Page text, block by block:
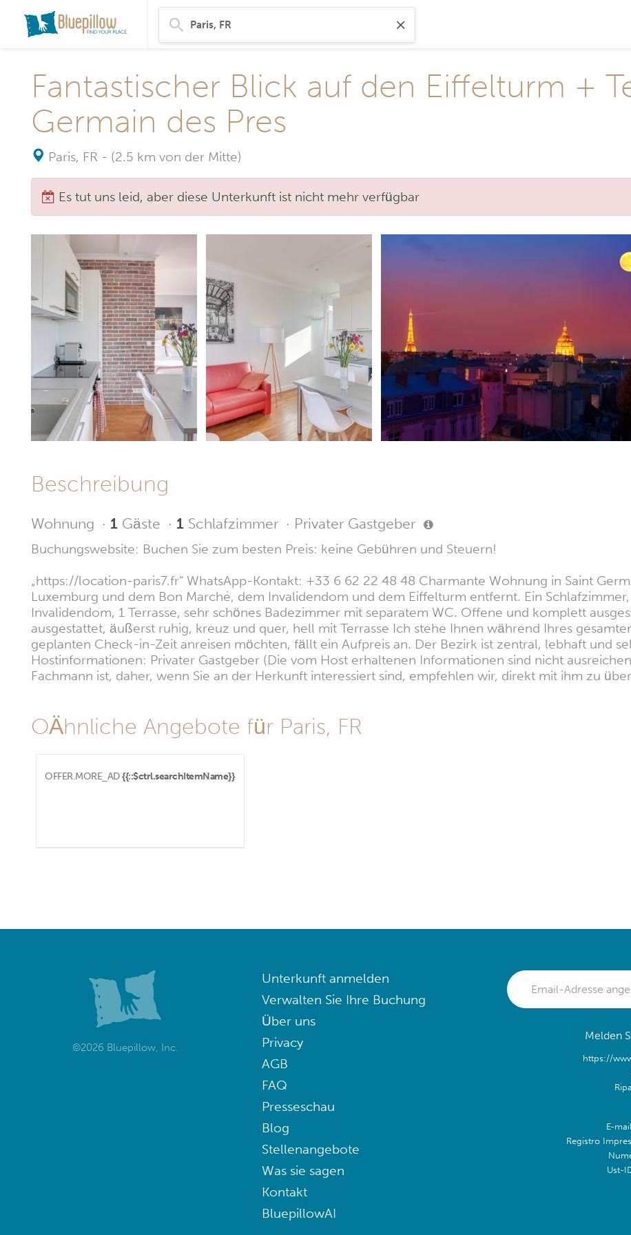
Fantastischer Blick auf den Eiffelturm +
Germain des Pres
Paris, FR - (2.5 km von der Mitte)
Es tut uns leid, aber diese Unterkunft ist nicht mehr verfügbar
Beschreibung
Wohnung · 1 Gäste · 1 Schlafzimmer · Privater Gastgeber
Buchungswebsite: Buchen Sie zum besten Preis: keine Gebühren und Steuern!
„https://location-paris7.fr“ WhatsApp-Kontakt: +33 6 62 22 48 48 Charmante Wohnung in Saint
Luxemburg und dem Bon Marché, dem Invalidendom und dem Eiffelturm entfernt. Ein
Invalidendom, 1 Terrasse, sehr schönes Badezimmer mit separatem WC. Offene und komplett
ausgestattet, äußerst ruhig, kreuz und quer, hell mit Terrasse Ich stehe Ihnen während Ihres
geplanten Check-in-Zeit anreisen möchten, fällt ein Aufpreis an. Der Bezirk ist zentral, lebhaft und
Hostinformationen: Privater Gastgeber (Die vom Host erhaltenen Informationen sind nicht
Fachmann ist, daher, wenn Sie an der Herkunft interessiert sind, empfehlen wir, direkt mit ihm zu
OÄhnliche Angebote für Paris, FR
OFFER.MORE_AD {{::$ctrl.searchItemName}}
©2026 Bluepillow, Inc.
Unterkunft anmelden
Verwalten Sie Ihre Buchung
Über uns
Privacy
AGB
FAQ
Presseschau
Blog
Stellenangebote
Was sie sagen
Kontakt
BluepillowAI
Melden
https://
E-
Registro
Ust-